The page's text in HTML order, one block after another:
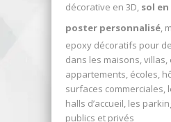
décorative en 3D, sol
poster personnalisé,
epoxy décoratifs pour
dans les maisons, villas,
appartements, écoles,
surfaces commerciales,
halls d’accueil, les
publics et privés